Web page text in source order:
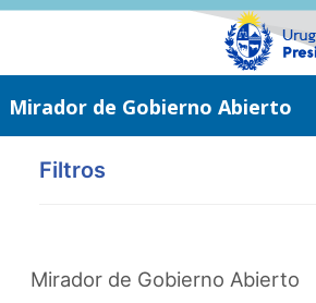
Saltar
Mirador de Gobierno Abierto
Filtros
Mirador de Gobierno Abierto